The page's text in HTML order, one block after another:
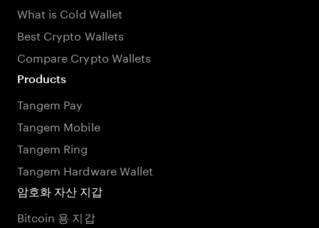
What is Cold Wallet
Best Crypto Wallets
Compare Crypto Wallets
Products
Tangem Pay
Tangem Mobile
Tangem Ring
Tangem Hardware Wallet
암호화 자산 지갑
Bitcoin 용 지갑